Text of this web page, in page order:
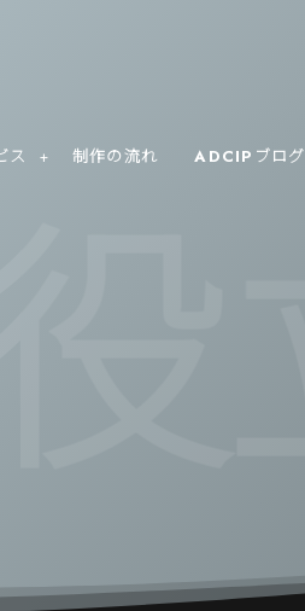
ス 制作の流れ ADCIPブログ